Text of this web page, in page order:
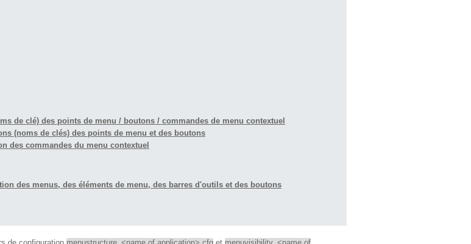
de clé) des points de menu / boutons / commandes de menu contextuel
(noms de clés) des points de menu et des boutons
des commandes du menu contextuel
des menus, des éléments de menu, des barres d'outils et des boutons